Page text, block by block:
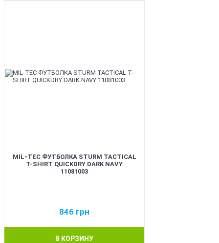
MIL-TEC ФУТБОЛКА STURM TACTICAL
T-SHIRT QUICKDRY DARK NAVY
11081003
846 грн
В КОРЗИНУ